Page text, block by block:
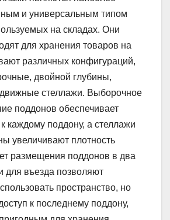
и универсальным типом
на складах. Они
для хранения товаров на
различных конфигураций,
двойной глубины,
стеллажи. Выборочное
поддонов обеспечивает
каждому поддону, а стеллажи
увеличивают плотность
размещения поддонов в два
для въезда позволяют
пространство, но
к последнему поддону,